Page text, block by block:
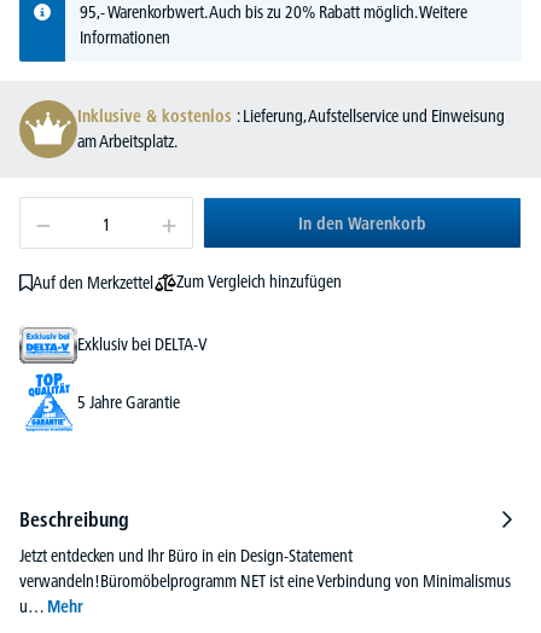
95,- Warenkorbwert. Auch bis zu 20% Rabatt möglich.Weitere
Informationen
Inklusive & kostenlos : Lieferung, Aufstellservice und Einweisung
am Arbeitsplatz.
In den Warenkorb
Auf den Merkzettel Zum Vergleich hinzufügen
Exklusiv bei DELTA-V
5 Jahre Garantie
Beschreibung
Jetzt entdecken und Ihr Büro in ein Design-Statement
verwandeln!Büromöbelprogramm NET ist eine Verbindung von Minimalismus
u… Mehr